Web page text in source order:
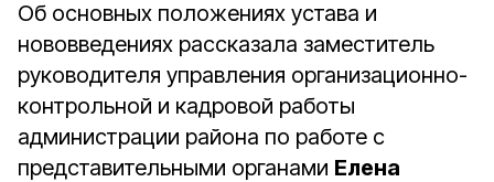
Об основных положениях устава и
нововведениях рассказала заместитель
руководителя управления организационно-
контрольной и кадровой работы
администрации района по работе с
представительными органами Елена